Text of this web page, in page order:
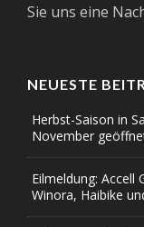
Sie uns eine
NEUESTE
Herbst-Saison in
November
Eilmeldung: Accell
Winora, Haibike